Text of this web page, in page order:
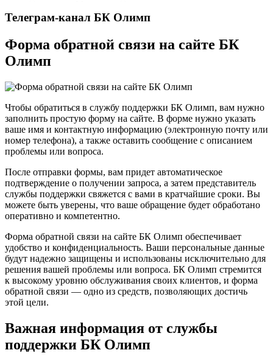
Телеграм-канал БК Олимп
Форма обратной связи на сайте БК
Олимп
Чтобы обратиться в службу поддержки БК Олимп, вам нужно
заполнить простую форму на сайте. В форме нужно указать
ваше имя и контактную информацию (электронную почту или
номер телефона), а также оставить сообщение с описанием
проблемы или вопроса.
После отправки формы, вам придет автоматическое
подтверждение о получении запроса, а затем представитель
службы поддержки свяжется с вами в кратчайшие сроки. Вы
можете быть уверены, что ваше обращение будет обработано
оперативно и компетентно.
Форма обратной связи на сайте БК Олимп обеспечивает
удобство и конфиденциальность. Ваши персональные данные
будут надежно защищены и использованы исключительно для
решения вашей проблемы или вопроса. БК Олимп стремится
к высокому уровню обслуживания своих клиентов, и форма
обратной связи — одно из средств, позволяющих достичь
этой цели.
Важная информация от службы
поддержки БК Олимп